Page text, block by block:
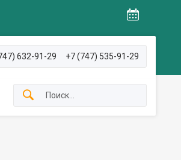
632-91-29 +7 (747) 535-91-29